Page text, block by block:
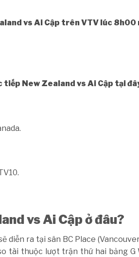
vs Ai Cập trên VTV lúc 8h00
tiếp New Zealand vs Ai Cập tại
vs Ai Cập ở đâu?
diễn ra tại sân BC Place
tài thuộc lượt trận thứ hai bảng G